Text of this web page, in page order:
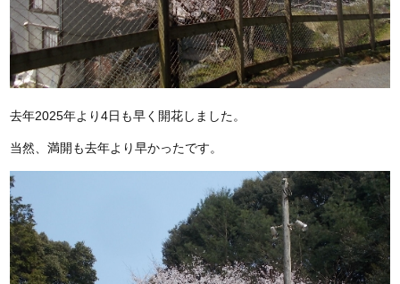
去年2025年より4日も早く開花しました。
当然、満開も去年より早かったです。